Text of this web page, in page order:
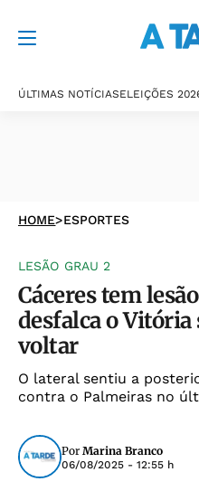
ÚLTIMAS NOTÍCIASELEIÇÕES
HOME>ESPORTES
LESÃO GRAU 2
Cáceres tem
desfalca o Vitória
voltar
O lateral sentiu a
contra o Palmeiras no
Por Marina Branco
06/08/2025 - 12:55 h